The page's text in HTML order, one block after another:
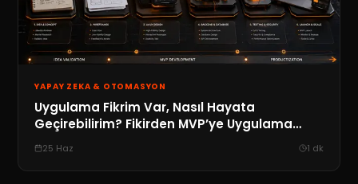
YAPAY ZEKA & OTOMASYON
Uygulama Fikrim Var, Nasıl Hayata
Geçirebilirim? Fikirden MVP’ye Uygulama
Geliştirme Rehberi
25 Haz 1 dk